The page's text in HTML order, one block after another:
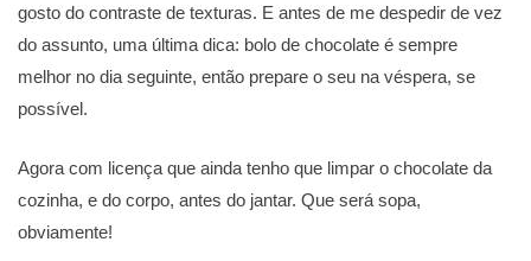
gosto do contraste de texturas. E antes de me despedir de vez
do assunto, uma última dica: bolo de chocolate é sempre
melhor no dia seguinte, então prepare o seu na véspera, se
possível.
Agora com licença que ainda tenho que limpar o chocolate da
cozinha, e do corpo, antes do jantar. Que será sopa,
obviamente!